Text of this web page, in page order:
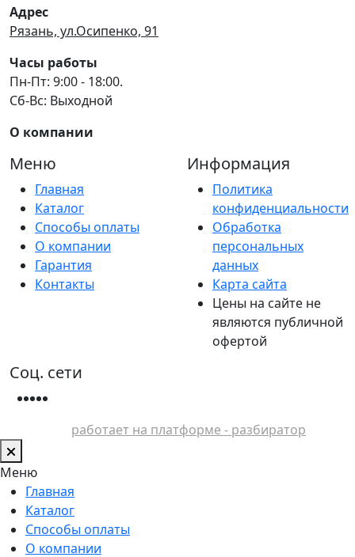
Адрес
Рязань, ул.Осипенко, 91
Часы работы
Пн-Пт: 9:00 - 18:00.
Сб-Вс: Выходной
О компании
Меню
Главная
Каталог
Способы оплаты
О компании
Гарантия
Контакты
Информация
Политика
конфиденциальности
Обработка
персональных
данных
Карта сайта
Цены на сайте не
являются публичной
офертой
Соц. сети
работает на платформе - разбиратор
Меню
Главная
Каталог
Способы оплаты
О компании